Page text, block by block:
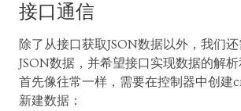
接口通信
除了从接口获取JSON数据以外，我们
JSON数据，并希望接口实现数据的解析
首先像往常一样，需要在控制器中创建
新建数据：